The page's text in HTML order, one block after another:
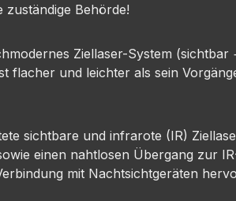
Behörde!
Ziellaser-System
flacher und leichter als sein
sichtbare und infrarote (IR)
einen nahtlosen Übergang zur
mit Nachtsichtgeräten